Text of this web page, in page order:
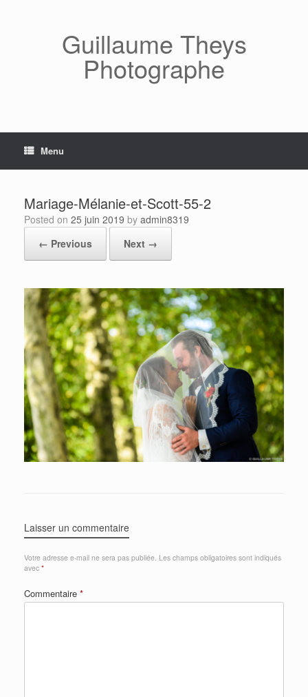
Guillaume Theys
Photographe
Menu
Mariage-Mélanie-et-Scott-55-2
Posted on 25 juin 2019 by admin8319
← Previous
Next →
Laisser un commentaire
Votre adresse e-mail ne sera pas publiée. Les champs obligatoires sont indiqués
avec *
Commentaire *